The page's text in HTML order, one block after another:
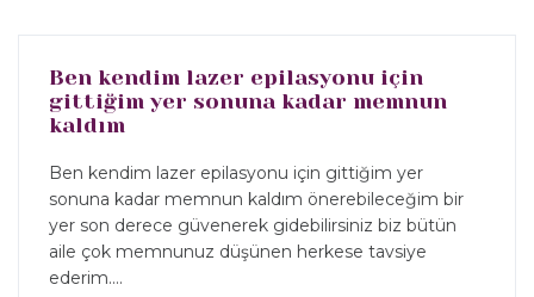
Ben kendim lazer epilasyonu için
gittiğim yer sonuna kadar memnun
kaldım
Ben kendim lazer epilasyonu için gittiğim yer
sonuna kadar memnun kaldım önerebileceğim bir
yer son derece güvenerek gidebilirsiniz biz bütün
aile çok memnunuz düşünen herkese tavsiye
ederim....